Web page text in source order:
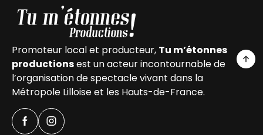
Promoteur local et producteur, Tu m’étonnes
productionsest un acteur incontournable de
l’organisation de spectacle vivant dans la
Métropole Lilloise et les Hauts-de-France.